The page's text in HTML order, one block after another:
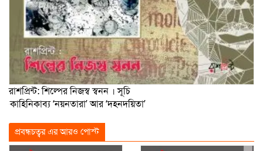
রাশপ্রিন্ট: শিল্পের নিজস্ব স্বনন । সূচি
কাহিনিকাব্য ‘নয়নতারা’ আর ‘দহনদয়িতা’
প্রবন্ধচত্বর এর আরও পোস্ট